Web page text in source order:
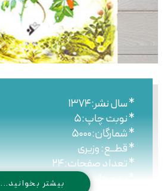
* سال نشر:۱۳۷۴
* نوبت چاپ:۵
* شمارگان:۵۰۰۰
* قطــع: وزیری
* تعداد صفحات:۲۴
* نـوع جلـد: شومیزبیشتر بخوانید...